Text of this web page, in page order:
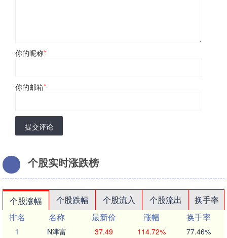
你的昵称*
你的邮箱*
提交评论
个股实时涨跌榜
个股涨幅 个股跌幅 个股流入 个股流出
换手率
排名
名称 最新价 涨幅
换手率
1
N津富 37.49 114.72% 77.46%